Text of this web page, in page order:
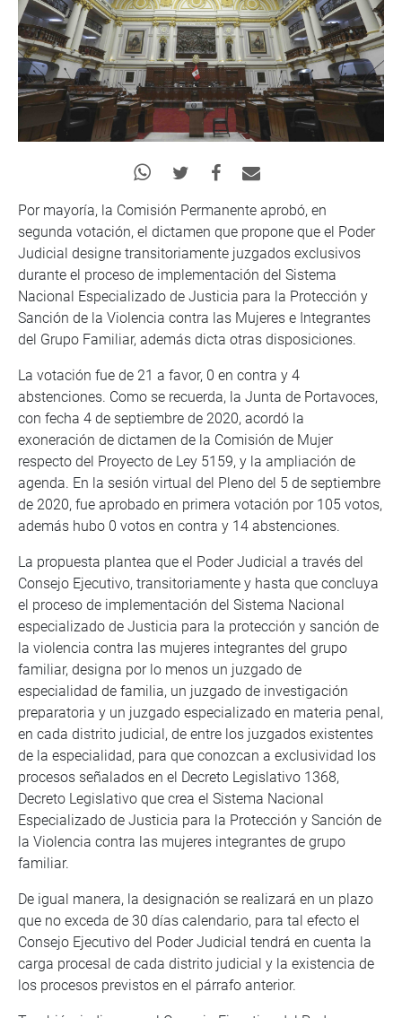
Por mayoría, la Comisión Permanente aprobó, en
segunda votación, el dictamen que propone que el Poder
Judicial designe transitoriamente juzgados exclusivos
durante el proceso de implementación del Sistema
Nacional Especializado de Justicia para la Protección y
Sanción de la Violencia contra las Mujeres e Integrantes
del Grupo Familiar, además dicta otras disposiciones.
La votación fue de 21 a favor, 0 en contra y 4
abstenciones. Como se recuerda, la Junta de Portavoces,
con fecha 4 de septiembre de 2020, acordó la
exoneración de dictamen de la Comisión de Mujer
respecto del Proyecto de Ley 5159, y la ampliación de
agenda. En la sesión virtual del Pleno del 5 de septiembre
de 2020, fue aprobado en primera votación por 105 votos,
además hubo 0 votos en contra y 14 abstenciones.
La propuesta plantea que el Poder Judicial a través del
Consejo Ejecutivo, transitoriamente y hasta que concluya
el proceso de implementación del Sistema Nacional
especializado de Justicia para la protección y sanción de
la violencia contra las mujeres integrantes del grupo
familiar, designa por lo menos un juzgado de
especialidad de familia, un juzgado de investigación
preparatoria y un juzgado especializado en materia penal,
en cada distrito judicial, de entre los juzgados existentes
de la especialidad, para que conozcan a exclusividad los
procesos señalados en el Decreto Legislativo 1368,
Decreto Legislativo que crea el Sistema Nacional
Especializado de Justicia para la Protección y Sanción de
la Violencia contra las mujeres integrantes de grupo
familiar.
De igual manera, la designación se realizará en un plazo
que no exceda de 30 días calendario, para tal efecto el
Consejo Ejecutivo del Poder Judicial tendrá en cuenta la
carga procesal de cada distrito judicial y la existencia de
los procesos previstos en el párrafo anterior.